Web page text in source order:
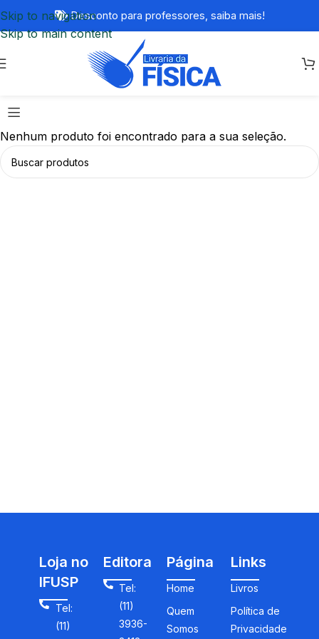
Skip to navigation
Skip to main content
Desconto para professores, saiba mais!
Nenhum produto foi encontrado para a sua seleção.
Loja no
IFUSP
Tel:
(11)
Editora
Tel:
(11)
3936-
Página
Home
Quem
Somos
Links
Livros
Política de
Privacidade